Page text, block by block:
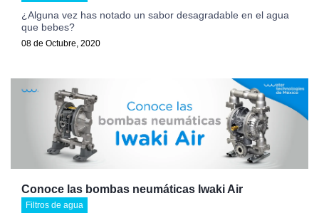
¿Alguna vez has notado un sabor desagradable en el agua
que bebes?
08 de Octubre, 2020
Conoce las bombas neumáticas Iwaki Air
Filtros de agua